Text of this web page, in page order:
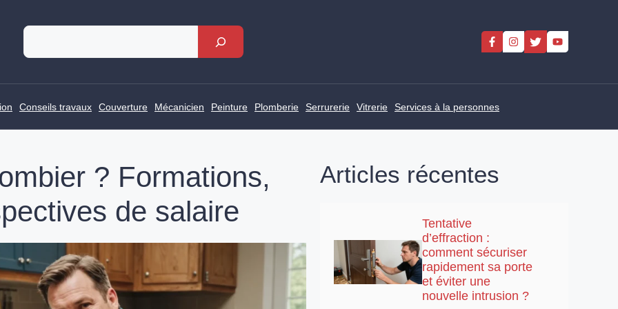
Rechercher
Conseils travaux Couverture Mécanicien Peinture Plomberie Serrurerie Vitrerie Services à la personnes
? Formations,
de salaire
Articles récentes
Tentative
d’effraction :
comment sécuriser
rapidement sa porte
et éviter une
nouvelle intrusion ?